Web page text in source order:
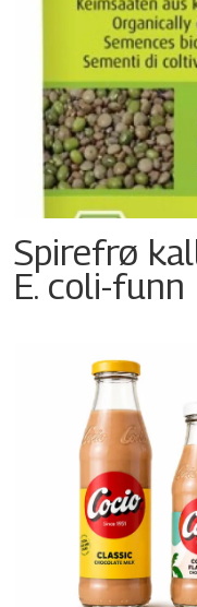
Spirefrø
E. coli-funn